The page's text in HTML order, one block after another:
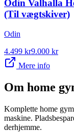
Odin Valhalla
(Til vægtskiver)
Odin
4.499 kr9.000 kr
Mere info
Om home
Komplette home
maskine.
derhjemme.